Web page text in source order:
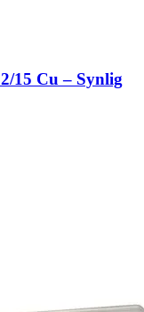
15 Cu – Synlig